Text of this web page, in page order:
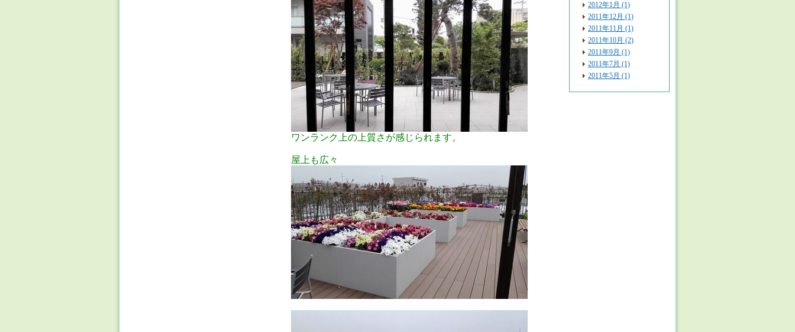
ワンランク上の上質さが感じられます。
屋上も広々
2012年1月 (1)
2011年12月 (1)
2011年11月 (1)
2011年10月 (2)
2011年9月 (1)
2011年7月 (1)
2011年5月 (1)